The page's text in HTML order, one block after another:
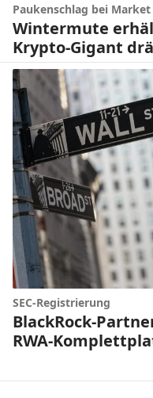
Paukenschlag bei
Wintermute
Krypto-Gigant
SEC-Registrierung
BlackRock-
RWA-